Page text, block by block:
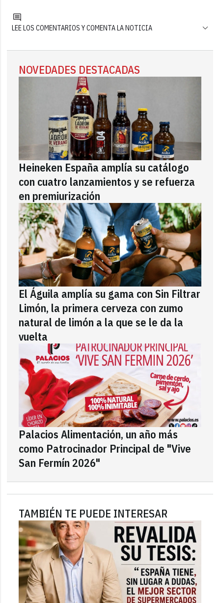
LEE LOS COMENTARIOS Y COMENTA LA NOTICIA
NOVEDADES DESTACADAS
Heineken España amplía su catálogo
con cuatro lanzamientos y se refuerza
en premiurización
El Águila amplía su gama con Sin Filtrar
Limón, la primera cerveza con zumo
natural de limón a la que se le da la
vuelta
Palacios Alimentación, un año más
como Patrocinador Principal de "Vive
San Fermín 2026"
TAMBIÉN TE PUEDE INTERESAR